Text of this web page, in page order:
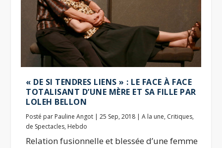
« DE SI TENDRES LIENS » : LE FACE À FACE
TOTALISANT D’UNE MÈRE ET SA FILLE PAR
LOLEH BELLON
Posté par Pauline Angot |25 Sep, 2018 |A la une, Critiques,
de Spectacles, Hebdo
Relation fusionnelle et blessée d’une femme